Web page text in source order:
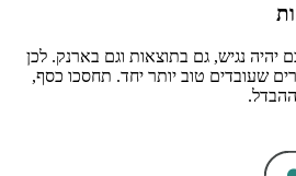
יהיה נגיש, גם בתוצאות וגם בארנק. לכן
שעובדים טוב יותר יחד. תחסכו כסף,